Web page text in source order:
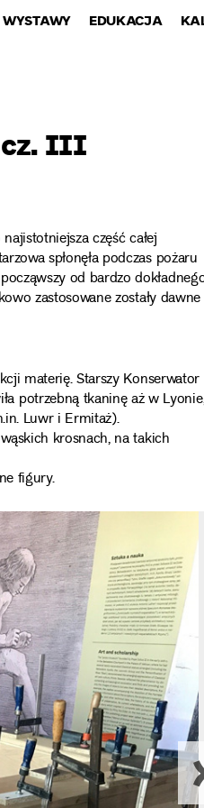
WYSTAWY EDUKACJA
cz. III
część całej
spłonęła podczas pożaru
od bardzo
zastosowane zostały dawne
materię. Starszy Konserwator
potrzebną tkaninę aż w
Luwr i Ermitaż).
krosnach, na takich
figury.